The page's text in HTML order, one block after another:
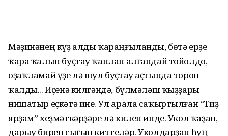
Мәҙинәнең күҙ алды ҡараңғыланды, бөтә ерҙе
ҡара ҡалын буҫтау ҡаплап алғандай тойолдо,
оҙаҡламай үҙе лә шул буҫтау аҫтында тороп
ҡалды... Иҫенә килгәндә, бүлмәләш ҡыҙҙары
нишатыр еҫкәтә ине. Ул арала саҡыртылған “Тиҙ
ярҙам” хеҙмәткәр­ҙәре лә килеп инде. Укол ҡаҙап,
дарыу биреп сығып киттеләр. Уколдар­ҙан һуң